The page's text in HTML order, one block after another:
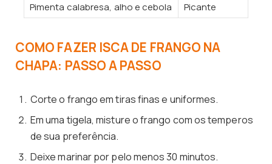
Pimenta calabresa, alho e cebola
Picante
COMO FAZER ISCA DE FRANGO NA
CHAPA: PASSO A PASSO
Corte o frango em tiras finas e uniformes.
Em uma tigela, misture o frango com os temperos
de sua preferência.
Deixe marinar por pelo menos 30 minutos.